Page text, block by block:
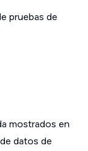
pruebas de
mostrados en
datos de